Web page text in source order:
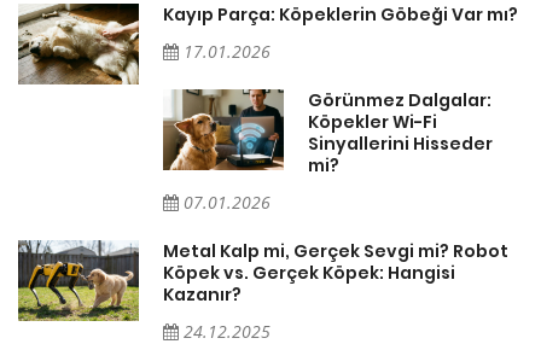
Kayıp Parça: Köpeklerin Göbeği Var mı?
17.01.2026
Görünmez Dalgalar:
Köpekler Wi-Fi
Sinyallerini Hisseder
mi?
07.01.2026
Metal Kalp mi, Gerçek Sevgi mi? Robot
Köpek vs. Gerçek Köpek: Hangisi
Kazanır?
24.12.2025